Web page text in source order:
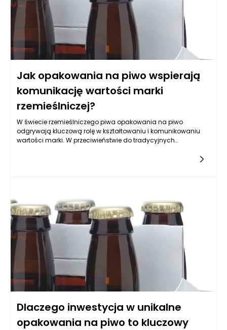
Jak opakowania na piwo wspierają
komunikację wartości marki
rzemieślniczej?
W świecie rzemieślniczego piwa opakowania na piwo
odgrywają kluczową rolę w kształtowaniu i komunikowaniu
wartości marki. W przeciwieństwie do tradycyjnych
zdominowany jest przez ogromną liczbę produktów,
zróżnicowane opakowania stanowią istotny element strategii
marketingowej.
Dlaczego inwestycja w unikalne
opakowania na piwo to kluczowy